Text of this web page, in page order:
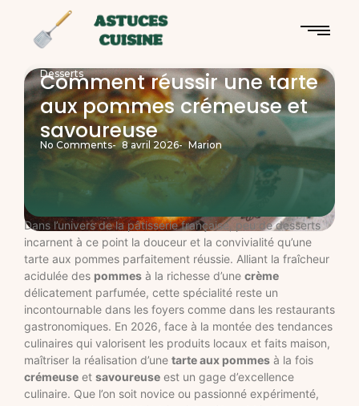
Desserts
Comment réussir une tarte
aux pommes crémeuse et
savoureuse
No Comments- 8 avril 2026- Marion
Dans l’univers de la pâtisserie française, peu de desserts
incarnent à ce point la douceur et la convivialité qu’une
tarte aux pommes parfaitement réussie. Alliant la fraîcheur
acidulée des pommes à la richesse d’une crème
délicatement parfumée, cette spécialité reste un
incontournable dans les foyers comme dans les restaurants
gastronomiques. En 2026, face à la montée des tendances
culinaires qui valorisent les produits locaux et faits maison,
maîtriser la réalisation d’une tarte aux pommes à la fois
crémeuse et savoureuse est un gage d’excellence
culinaire. Que l’on soit novice ou passionné expérimenté,